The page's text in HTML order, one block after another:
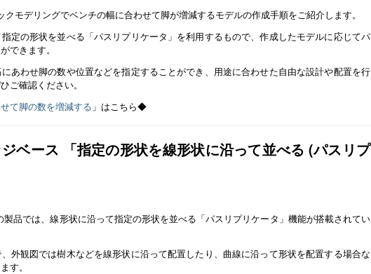
モデリングでベンチの幅に合わせて脚が増減するモデルの作成手順をご紹介します。
定の形状を並べる「パスリプリケータ」を利用するもので、作成したモデルに応じてパ
できます。
あわせ脚の数や位置などを指定することができ、用途に合わせた自由な設計や配置を行
ご確認ください。
て脚の数を増減する 」はこちら◆
ベース 「指定の形状を線形状に沿って並べる (パスリプ
製品では、線形状に沿って指定の形状を並べる「パスリプリケータ」機能が搭載されてい
外観図では樹木などを線形状に沿って配置したり、曲線に沿って形状を配置する場合な
す。